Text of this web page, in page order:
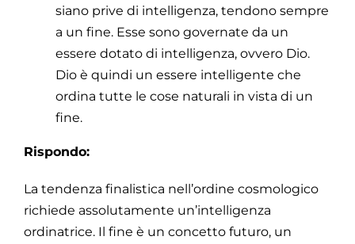
siano prive di intelligenza, tendono sempre
a un fine. Esse sono governate da un
essere dotato di intelligenza, ovvero Dio.
Dio è quindi un essere intelligente che
ordina tutte le cose naturali in vista di un
fine.
Rispondo:
La tendenza finalistica nell’ordine cosmologico
richiede assolutamente un’intelligenza
ordinatrice. Il fine è un concetto futuro, un